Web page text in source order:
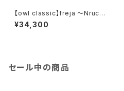
【owl classic】freja 〜Nruc E
dition〜
¥34,300
セール中の商品